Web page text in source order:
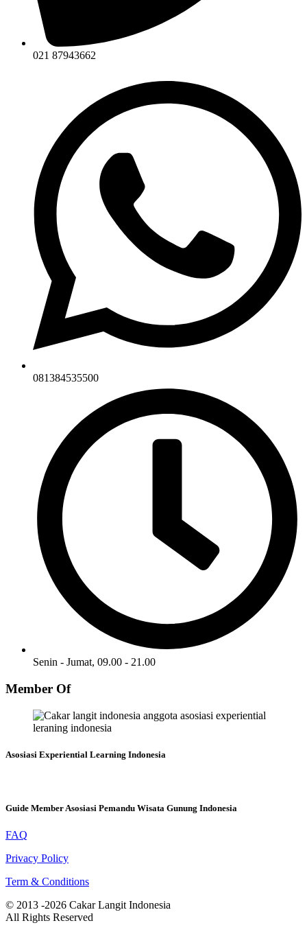
021 87943662
081384535500
Senin - Jumat, 09.00 - 21.00
Member Of
Asosiasi Experiential Learning Indonesia
Guide Member Asosiasi Pemandu Wisata Gunung Indonesia
FAQ
Privacy Policy
Term & Conditions
© 2013 -2026 Cakar Langit Indonesia
All Rights Reserved